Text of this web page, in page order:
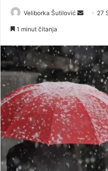
Veliborka Šutilović
d
a
n
e
m
a
i
27
1 minut čitanja